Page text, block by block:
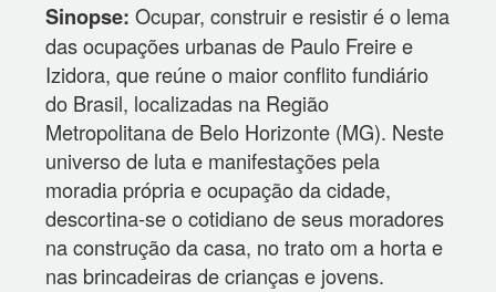
Sinopse: Ocupar, construir e resistir é o lema
das ocupações urbanas de Paulo Freire e
Izidora, que reúne o maior conflito fundiário
do Brasil, localizadas na Região
Metropolitana de Belo Horizonte (MG). Neste
universo de luta e manifestações pela
moradia própria e ocupação da cidade,
descortina-se o cotidiano de seus moradores
na construção da casa, no trato om a horta e
nas brincadeiras de crianças e jovens.